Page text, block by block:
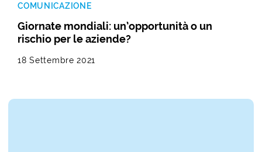
COMUNICAZIONE
Giornate mondiali: un’opportunità o un
rischio per le aziende?
18 Settembre 2021